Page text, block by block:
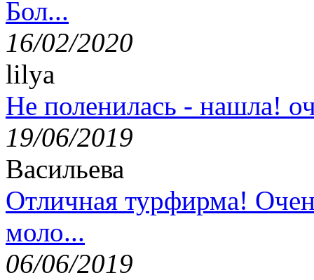
Бол...
16/02/2020
lilya
Не поленилась - нашла!
19/06/2019
Васильева
Отличная турфирма!
моло...
06/06/2019